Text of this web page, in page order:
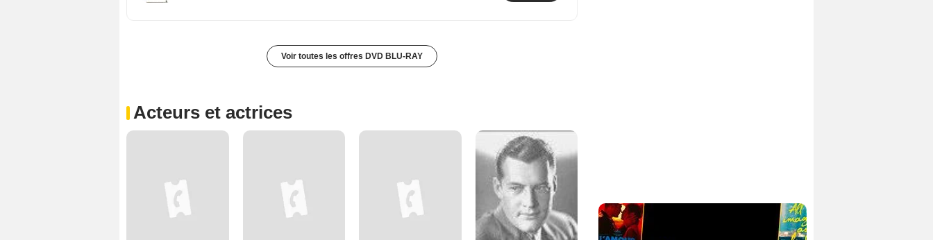
Voir toutes les offres DVD BLU-RAY
Acteurs et actrices